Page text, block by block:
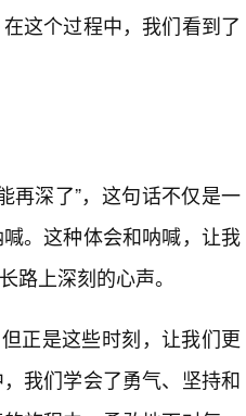
这个过程中，我们看到了
再深了”，这句话不仅是一
。这种体会和呐喊，让我
路上深刻的心声。
正是这些时刻，让我们更
我们学会了勇气、坚持和